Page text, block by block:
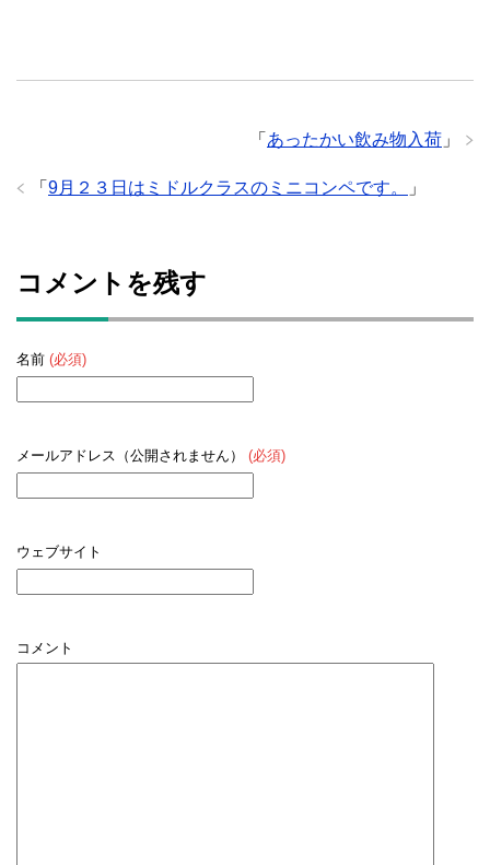
「 あったかい飲み物入荷 」
「 9月２３日はミドルクラスのミニコンペです。 」
コメントを残す
名前 (必須)
メールアドレス（公開されません） (必須)
ウェブサイト
コメント